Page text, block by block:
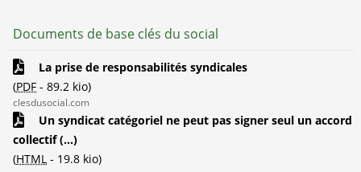
Documents de base clés du social
La prise de responsabilités syndicales
(PDF - 89.2 kio)
clesdusocial.com
Un syndicat catégoriel ne peut pas signer seul un accord
collectif (...)
(HTML - 19.8 kio)